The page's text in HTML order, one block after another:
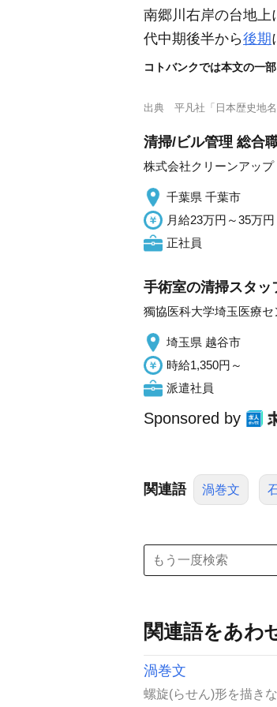
南郷川右岸の台地上
代中期後半から後期
コトバンクでは本文の一
出典 平凡社「日本歴史地名
清掃/ビル管理 総合
株式会社クリーンアップ
千葉県 千葉市
月給23万円～35万円
正社員
手術室の清掃スタ
獨協医科大学埼玉医療セ
埼玉県 越谷市
時給1,350円～
派遣社員
Sponsored by
関連語 渦巻文
関連語をあわ
渦巻文
螺旋(らせん)形を描き